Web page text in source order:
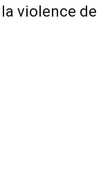
violence de